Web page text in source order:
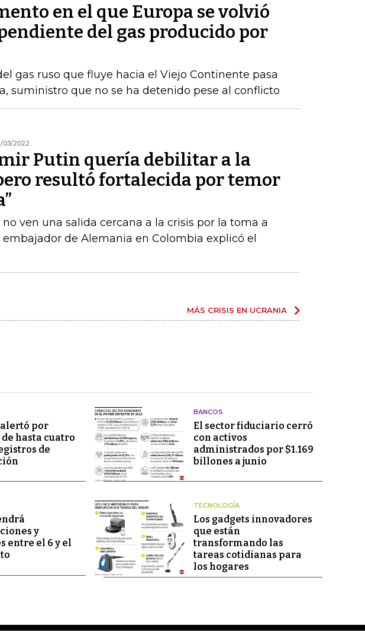
en el que Europa se volvió
del gas producido por
gas ruso que fluye hacia el Viejo Continente pasa
suministro que no se ha detenido pese al conflicto
03/2022
Putin quería debilitar a la
resultó fortalecida por temor
no ven una salida cercana a la crisis por la toma a
embajador de Alemania en Colombia explicó el
MÁS CRISIS EN UCRANIA
por
hasta cuatro
de
BANCOS
El sector fiduciario cerró
con activos
administrados por $1.169
billones a junio
y
entre el 6 y el
TECNOLOGÍA
Los gadgets innovadores
que están
transformando las
tareas cotidianas para
los hogares